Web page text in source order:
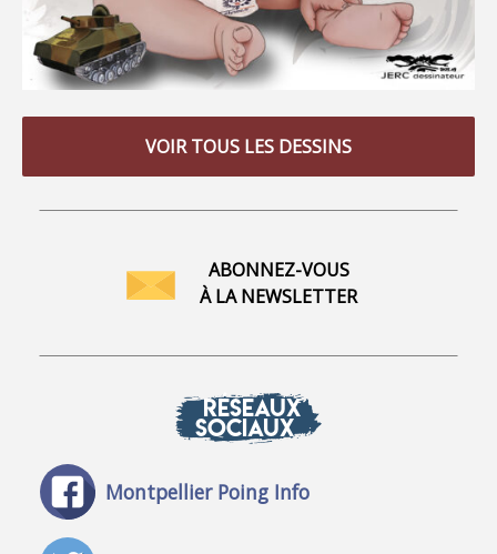
VOIR TOUS LES DESSINS
ABONNEZ-VOUS
À LA NEWSLETTER
RÉSEAUX
SOCIAUX
Montpellier Poing Info